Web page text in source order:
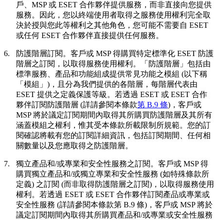
戶、MSP 或 ESET 合作夥伴提供服務，而非直接向您提供
服務。因此，您以終端使用者取得之服務使用權利完全取
決於授與您此等權利之其他角色，您可能不需要自 ESET
或任何 ESET 合作夥伴直接提供任何服務。
6. 防護階層訂閱。 客戶或 MSP 得購買特定標準化 ESET 防護
階層之訂閱，以取得服務使用權利。「 防護階層 」包括由
標準服務、產品和功能組成提供常見功能之模組 (以下稱
「 模組 」)，且分為我們提供的各階層，每階層代表由
ESET 提供之定義保護等級。若透過 ESET 或 ESET 合作
夥伴訂閱防護階層 (詳請參閱本條款第 B.9 條)，客戶或
MSP 將於議定訂閱期間內取得其所購買防護階層及其所有
涵蓋模組之權利，惟其受本條款所載限制所規範。您的訂
閱確認將載有您的訂閱詳細資訊，包括訂閱期間、任何相
關數量以及您應取得之防護階層。
7. 獨立產品和/或專業和安全性服務之訂閱。 客戶或 MSP 得
購買獨立產品和/或獨立專業和安全性服務 (如特殊條款所
定義) 之訂閱 (而非取得防護階層之訂閱)，以取得服務使用
權利。若透過 ESET 或 ESET 合作夥伴訂閱產品或專業或
安全性服務 (詳請參閱本條款第 B.9 條)，客戶或 MSP 將於
議定訂閱期間內取得其所購買產品和/或專業或安全性服務